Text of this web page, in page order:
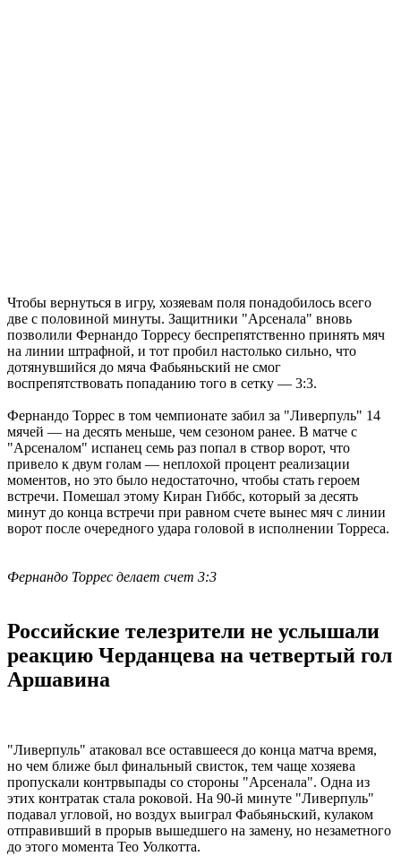
Чтобы вернуться в игру, хозяевам поля понадобилось всего
две с половиной минуты. Защитники "Арсенала" вновь
позволили Фернандо Торресу беспрепятственно принять мяч
на линии штрафной, и тот пробил настолько сильно, что
дотянувшийся до мяча Фабьяньский не смог
воспрепятствовать попаданию того в сетку — 3:3.
Фернандо Торрес в том чемпионате забил за "Ливерпуль" 14
мячей — на десять меньше, чем сезоном ранее. В матче с
"Арсеналом" испанец семь раз попал в створ ворот, что
привело к двум голам — неплохой процент реализации
моментов, но это было недостаточно, чтобы стать героем
встречи. Помешал этому Киран Гиббс, который за десять
минут до конца встречи при равном счете вынес мяч с линии
ворот после очередного удара головой в исполнении Торреса.
Фернандо Торрес делает счет 3:3
Российские телезрители не услышали
реакцию Черданцева на четвертый гол
Аршавина
"Ливерпуль" атаковал все оставшееся до конца матча время,
но чем ближе был финальный свисток, тем чаще хозяева
пропускали контрвыпады со стороны "Арсенала". Одна из
этих контратак стала роковой. На 90-й минуте "Ливерпуль"
подавал угловой, но воздух выиграл Фабьяньский, кулаком
отправивший в прорыв вышедшего на замену, но незаметного
до этого момента Тео Уолкотта.